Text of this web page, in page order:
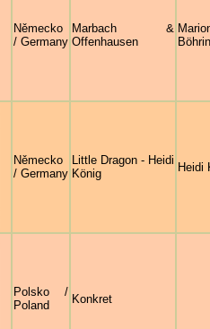
Německo
/ Germany
Marbach &
Offenhausen
Německo
/ Germany
Little Dragon - Heidi
König
Heidi
Polsko /
Poland
Konkret